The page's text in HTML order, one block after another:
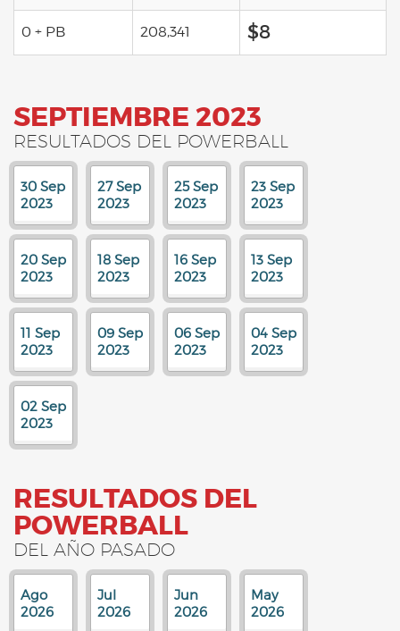
0 + PB 208,341 $8
SEPTIEMBRE 2023
RESULTADOS DEL POWERBALL
30 Sep
2023
27 Sep
2023
25 Sep
2023
23 Sep
2023
20 Sep
2023
18 Sep
2023
16 Sep
2023
13 Sep
2023
11 Sep
2023
09 Sep
2023
06 Sep
2023
04 Sep
2023
02 Sep
2023
RESULTADOS DEL
POWERBALL
DEL AÑO PASADO
Ago
2026
Jul
2026
Jun
2026
May
2026